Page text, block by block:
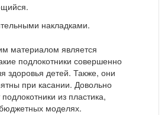
накладками.
материалом является
подлокотники совершенно
здоровья детей. Также, они
при касании. Довольно
из пластика,
моделях.